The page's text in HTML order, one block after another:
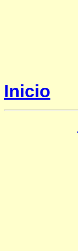
Inicio